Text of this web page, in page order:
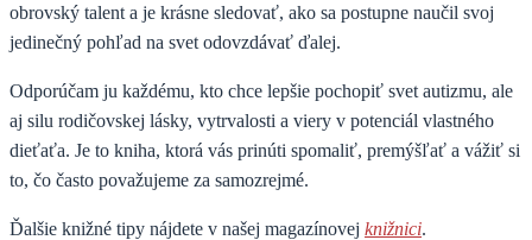
obrovský talent a je krásne sledovať, ako sa postupne naučil svoj
jedinečný pohľad na svet odovzdávať ďalej.
Odporúčam ju každému, kto chce lepšie pochopiť svet autizmu, ale
aj silu rodičovskej lásky, vytrvalosti a viery v potenciál vlastného
dieťaťa. Je to kniha, ktorá vás prinúti spomaliť, premýšľať a vážiť si
to, čo často považujeme za samozrejmé.
Ďalšie knižné tipy nájdete v našej magazínovej knižnici.